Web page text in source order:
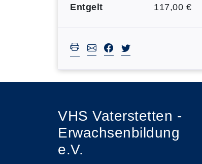
Entgelt 117,00 €
VHS Vaterstetten -
Erwachsenbildung
e.V.